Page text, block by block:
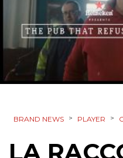
BRAND NEWS > PLAYER >
LA